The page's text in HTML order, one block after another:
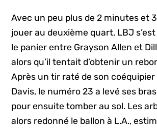
Avec un peu plus de 2 minutes et
jouer au deuxième quart, LBJ
le panier entre Grayson Allen et
alors qu’il tentait d’obtenir un
Après un tir raté de son
Davis, le numéro 23 a levé ses
pour ensuite tomber au sol. Les
alors redonné le ballon à L.A.,